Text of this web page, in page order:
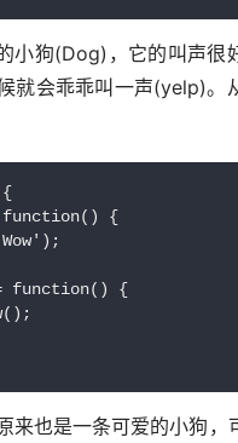
小狗(Dog)，它的叫声很
就会乖乖叫一声(yelp)。
{
{
function() {
来也是一条可爱的小狗，